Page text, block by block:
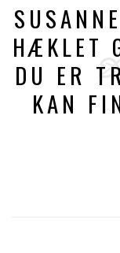
HÆKLET
DU ER
KAN